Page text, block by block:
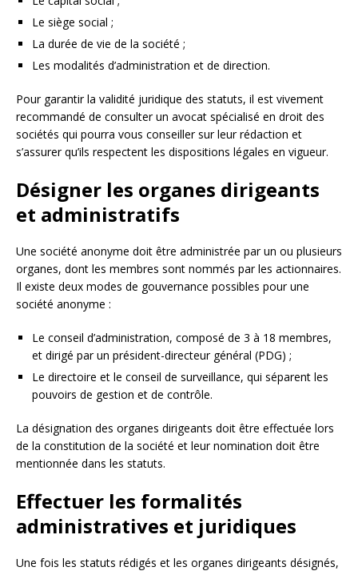
Le siège social ;
La durée de vie de la société ;
Les modalités d’administration et de direction.
Pour garantir la validité juridique des statuts, il est vivement
recommandé de consulter un avocat spécialisé en droit des
sociétés qui pourra vous conseiller sur leur rédaction et
s’assurer qu’ils respectent les dispositions légales en vigueur.
Désigner les organes dirigeants
et administratifs
Une société anonyme doit être administrée par un ou plusieurs
organes, dont les membres sont nommés par les actionnaires.
Il existe deux modes de gouvernance possibles pour une
société anonyme :
Le conseil d’administration, composé de 3 à 18 membres,
et dirigé par un président-directeur général (PDG) ;
Le directoire et le conseil de surveillance, qui séparent les
pouvoirs de gestion et de contrôle.
La désignation des organes dirigeants doit être effectuée lors
de la constitution de la société et leur nomination doit être
mentionnée dans les statuts.
Effectuer les formalités
administratives et juridiques
Une fois les statuts rédigés et les organes dirigeants désignés,